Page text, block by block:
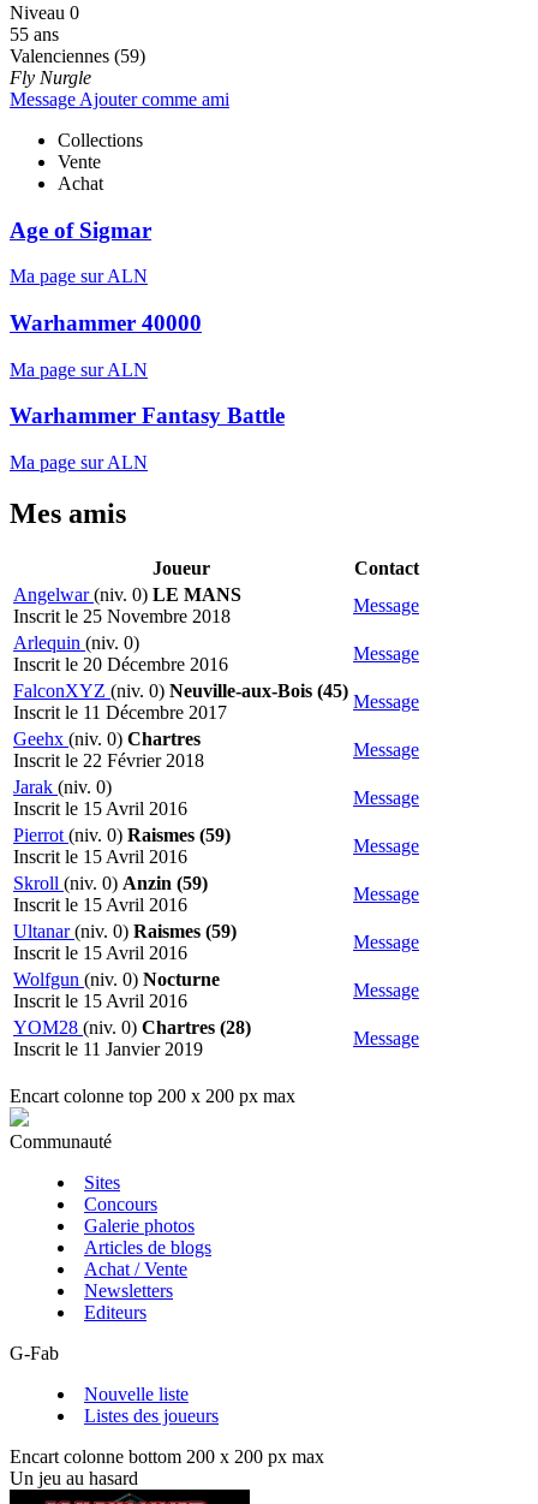
Niveau 0
55 ans
Valenciennes (59)
Fly Nurgle
Message Ajouter comme ami
Collections
Vente
Achat
Age of Sigmar
Ma page sur ALN
Warhammer 40000
Ma page sur ALN
Warhammer Fantasy Battle
Ma page sur ALN
Mes amis
Joueur
Contact
Angelwar(niv. 0) LE MANS
Inscrit le 25 Novembre 2018
Message
Arlequin (niv. 0)
Inscrit le 20 Décembre 2016
Message
FalconXYZ (niv. 0) Neuville-aux-Bois (45)
Inscrit le 11 Décembre 2017
Message
Geehx (niv. 0) Chartres
Inscrit le 22 Février 2018
Message
Jarak (niv. 0)
Inscrit le 15 Avril 2016
Message
Pierrot (niv. 0) Raismes (59)
Inscrit le 15 Avril 2016
Message
Skroll (niv. 0) Anzin (59)
Inscrit le 15 Avril 2016
Message
Ultanar(niv. 0) Raismes (59)
Inscrit le 15 Avril 2016
Message
Wolfgun (niv. 0) Nocturne
Inscrit le 15 Avril 2016
Message
YOM28 (niv. 0) Chartres (28)
Inscrit le 11 Janvier 2019
Message
Encart colonne top 200 x 200 px max
Communauté
Sites
Concours
Galerie photos
Articles de blogs
Achat / Vente
Newsletters
Editeurs
G-Fab
Nouvelle liste
Listes des joueurs
Encart colonne bottom 200 x 200 px max
Un jeu au hasard